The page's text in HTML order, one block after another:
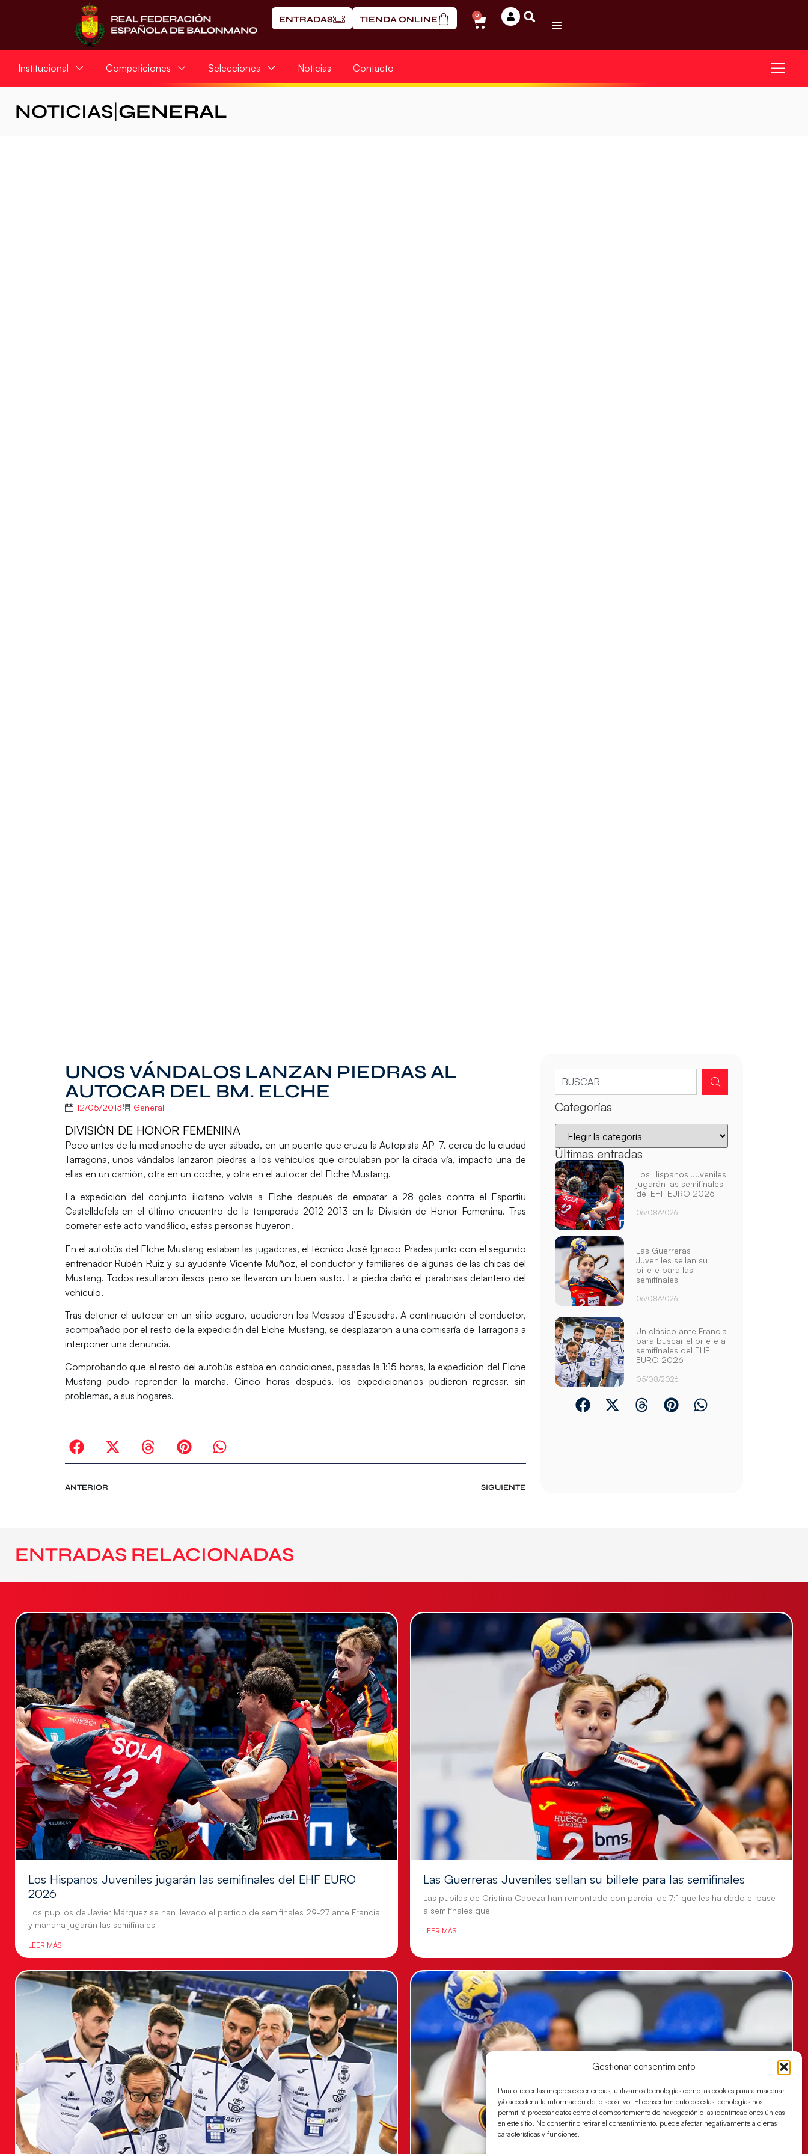
Gestionar consentimiento
Para ofrecer las mejores experiencias, utilizamos tecnologías como las cookies para almacenar
y/o acceder a la información del dispositivo. El consentimiento de estas tecnologías nos
permitirá procesar datos como el comportamiento de navegación o las identificaciones únicas
en este sitio. No consentir o retirar el consentimiento, puede afectar negativamente a ciertas
características y funciones.
ENTRADAS TIENDA ONLINE 0
Institucional Competiciones Selecciones Noticias Contacto
NOTICIAS GENERAL
UNOS VÁNDALOS LANZAN PIEDRAS AL
AUTOCAR DEL BM. ELCHE
12/05/2013 General
DIVISIÓN DE HONOR FEMENINA
Poco antes de la medianoche de ayer sábado, en un puente que cruza la Autopista AP-7, cerca de la ciudad
Tarragona, unos vándalos lanzaron piedras a los vehículos que circulaban por la citada vía, impacto una de
ellas en un camión, otra en un coche, y otra en el autocar del Elche Mustang.
La expedición del conjunto ilicitano volvía a Elche después de empatar a 28 goles contra el Esportiu
Castelldefels en el último encuentro de la temporada 2012-2013 en la División de Honor Femenina. Tras
cometer este acto vandálico, estas personas huyeron.
En el autobús del Elche Mustang estaban las jugadoras, el técnico José Ignacio Prades junto con el segundo
entrenador Rubén Ruiz y su ayudante Vicente Muñoz, el conductor y familiares de algunas de las chicas del
Mustang. Todos resultaron ilesos pero se llevaron un buen susto. La piedra dañó el parabrisas delantero del
vehículo.
Tras detener el autocar en un sitio seguro, acudieron los Mossos d’Escuadra. A continuación el conductor,
acompañado por el resto de la expedición del Elche Mustang, se desplazaron a una comisaría de Tarragona a
interponer una denuncia.
Comprobando que el resto del autobús estaba en condiciones, pasadas la 1:15 horas, la expedición del Elche
Mustang pudo reprender la marcha. Cinco horas después, los expedicionarios pudieron regresar, sin
problemas, a sus hogares.
ANTERIOR SIGUIENTE
Categorías
Últimas entradas
Los Hispanos Juveniles
jugarán las semifinales
del EHF EURO 2026
06/08/2026
Las Guerreras
Juveniles sellan su
billete para las
semifinales
06/08/2026
Un clásico ante Francia
para buscar el billete a
semifinales del EHF
EURO 2026
05/08/2026
ENTRADAS RELACIONADAS
Los Hispanos Juveniles jugarán las semifinales del EHF EURO
2026
Los pupilos de Javier Márquez se han llevado el partido de semifinales 29-27 ante Francia
y mañana jugarán las semifinales
LEER MÁS
Las Guerreras Juveniles sellan su billete para las semifinales
Las pupilas de Cristina Cabeza han remontado con parcial de 7:1 que les ha dado el pase
a semifinales que
LEER MÁS